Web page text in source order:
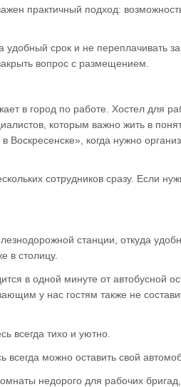
практичный подход:
удобный срок и не переплачивать
вопрос с размещением.
в город по работе. Хостел для
которым важно жить в
когда нужно
сотрудников сразу. Если
станции, откуда
в столицу.
в одной минуте от автобусной
у нас гостям также не
всегда тихо и уютно.
можно оставить свой
недорого для рабочих